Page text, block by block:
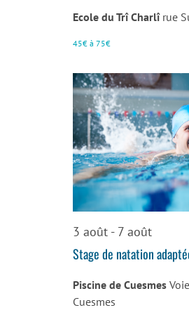
La
Ecole du Trî Charlî rue
45€ à 75€
3 août- 7 août
Stage de natation
Piscine de Cuesmes
Cuesmes